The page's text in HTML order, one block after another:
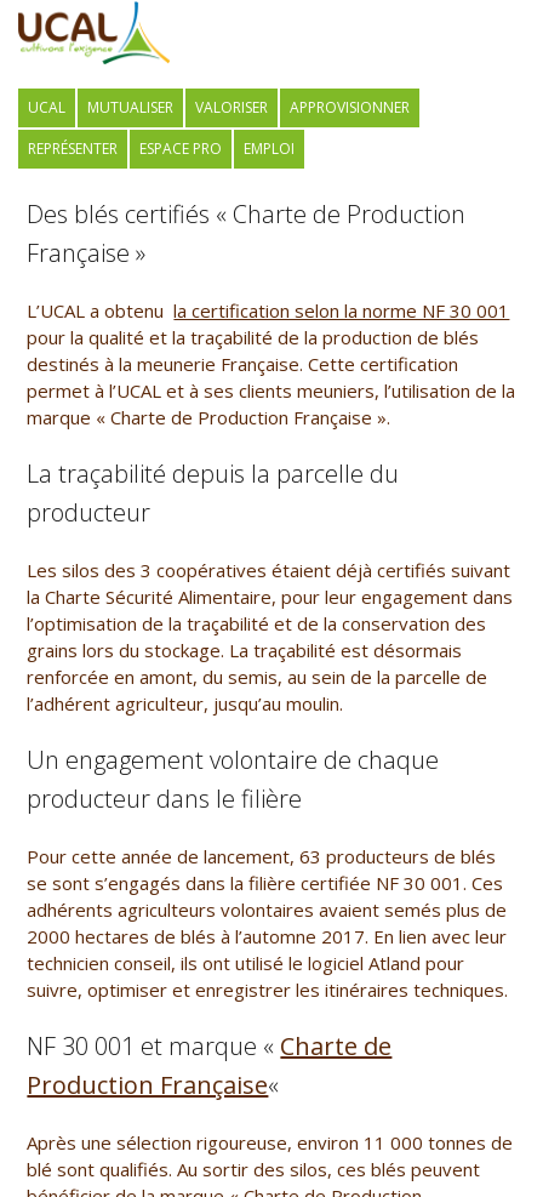
UCAL MUTUALISER VALORISER
APPROVISIONNER
REPRÉSENTER
ESPACE PRO EMPLOI
Des blés certifiés « Charte de Production
Française »
L’UCAL a obtenula certification selon la norme NF 30 001
pour la qualité et la traçabilité de la production de blés
destinés à la meunerie Française. Cette certification
permet à l’UCAL et à ses clients meuniers, l’utilisation de la
marque « Charte de Production Française ».
La traçabilité depuis la parcelle du
producteur
Les silos des 3 coopératives étaient déjà certifiés suivant
la Charte Sécurité Alimentaire, pour leur engagement dans
l’optimisation de la traçabilité et de la conservation des
grains lors du stockage. La traçabilité est désormais
renforcée en amont, du semis, au sein de la parcelle de
l’adhérent agriculteur, jusqu’au moulin.
Un engagement volontaire de chaque
producteur dans le filière
Pour cette année de lancement, 63 producteurs de blés
se sont s’engagés dans la filière certifiée NF 30 001. Ces
adhérents agriculteurs volontaires avaient semés plus de
2000 hectares de blés à l’automne 2017. En lien avec leur
technicien conseil, ils ont utilisé le logiciel Atland pour
suivre, optimiser et enregistrer les itinéraires techniques.
NF 30 001 et marque « Charte de
Production Française«
Après une sélection rigoureuse, environ 11 000 tonnes de
blé sont qualifiés. Au sortir des silos, ces blés peuvent